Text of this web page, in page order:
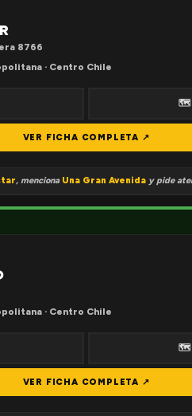
8766
· Centro Chile
🗺
VER FICHA COMPLETA ↗
, menciona Una Gran Avenida y pide
· Centro Chile
🗺
VER FICHA COMPLETA ↗